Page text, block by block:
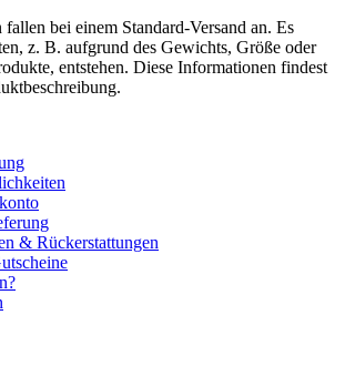
bei einem Standard-Versand an. Es
z. B. aufgrund des Gewichts, Größe oder
entstehen. Diese Informationen findest
& Rückerstattungen